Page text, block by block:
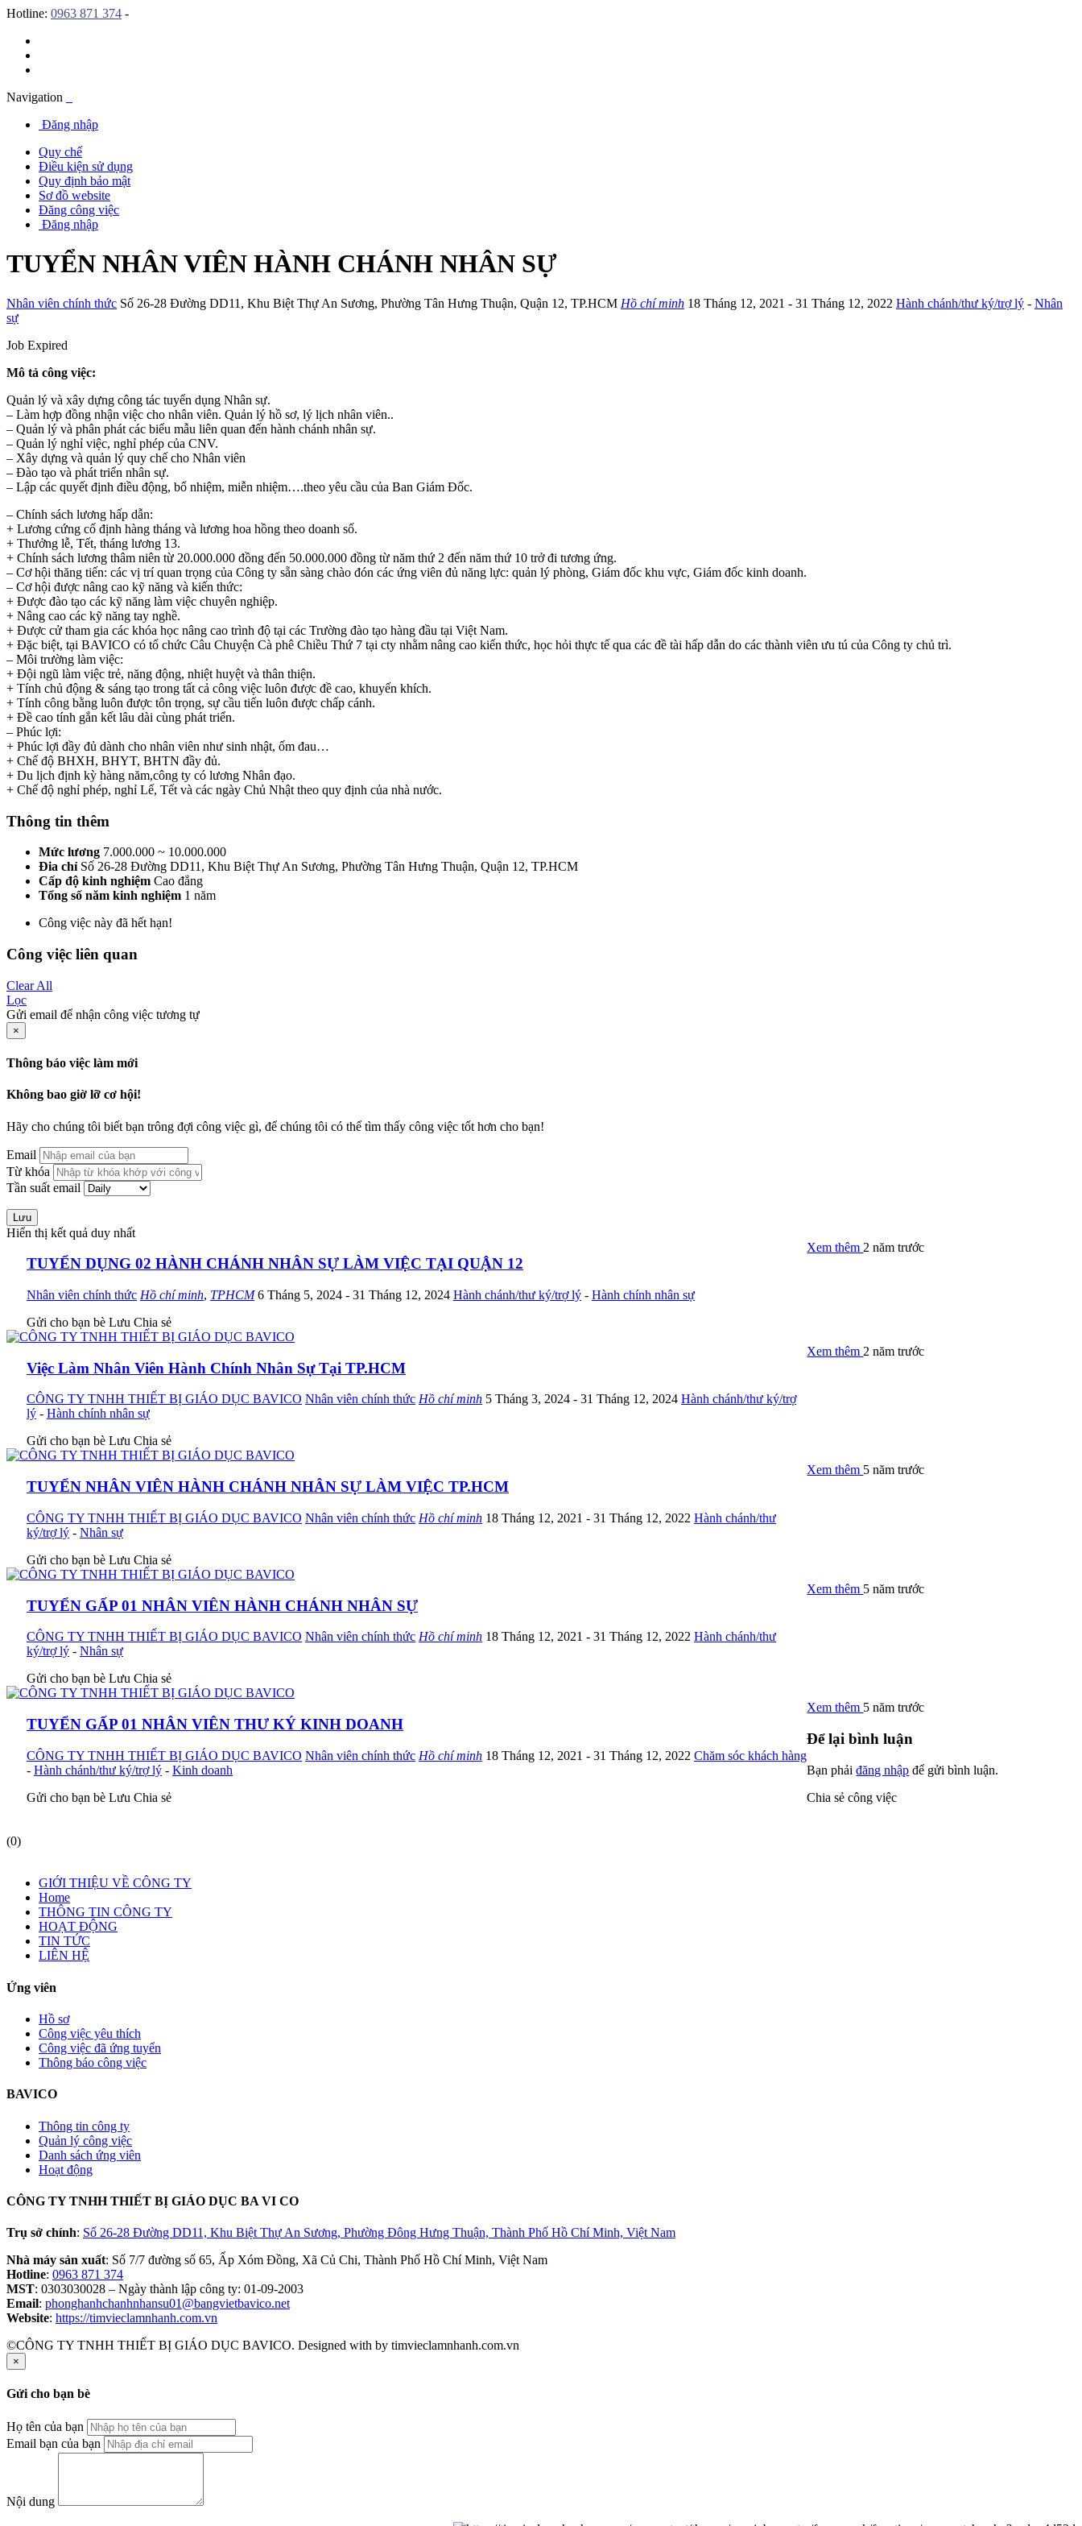
Hotline: 0963 871 374 -
Navigation
Đăng nhập
Quy chế
Điều kiện sử dụng
Quy định bảo mật
Sơ đồ website
Đăng công việc
Đăng nhập
TUYỂN NHÂN VIÊN HÀNH CHÁNH NHÂN SỰ
Nhân viên chính thức Số 26-28 Đường DD11 , Khu Biệt Thự An Sương, Phường Tân Hưng Thuận, Quận 12, TP.HCM Hồ chí minh 18 Tháng 12, 2021 - 31 Tháng 12, 2022 Hành chánh/thư ký/trợ lý - Nhân
sự
Job Expired
Mô tả công việc:
Quản lý và xây dựng công tác tuyển dụng Nhân sự.
– Làm hợp đồng nhận việc cho nhân viên. Quản lý hồ sơ, lý lịch nhân viên..
– Quản lý và phân phát các biểu mẫu liên quan đến hành chánh nhân sự.
– Quản lý nghỉ việc, nghỉ phép của CNV.
– Xây dựng và quản lý quy chế cho Nhân viên
– Đào tạo và phát triển nhân sự.
– Lập các quyết định điều động, bổ nhiệm, miễn nhiệm….theo yêu cầu của Ban Giám Đốc.
– Chính sách lương hấp dẫn:
+ Lương cứng cố định hàng tháng và lương hoa hồng theo doanh số.
+ Thưởng lễ, Tết, tháng lương 13.
+ Chính sách lương thâm niên từ 20.000.000 đồng đến 50.000.000 đồng từ năm thứ 2 đến năm thứ 10 trở đi tương ứng.
– Cơ hội thăng tiến: các vị trí quan trọng của Công ty sẵn sàng chào đón các ứng viên đủ năng lực: quản lý phòng, Giám đốc khu vực, Giám đốc kinh doanh.
– Cơ hội được nâng cao kỹ năng và kiến thức:
+ Được đào tạo các kỹ năng làm việc chuyên nghiệp.
+ Nâng cao các kỹ năng tay nghề.
+ Được cử tham gia các khóa học nâng cao trình độ tại các Trường đào tạo hàng đầu tại Việt Nam.
+ Đặc biệt, tại BAVICO có tổ chức Câu Chuyện Cà phê Chiều Thứ 7 tại cty nhằm nâng cao kiến thức, học hỏi thực tế qua các đề tài hấp dẫn do các thành viên ưu tú của Công ty chủ trì.
– Môi trường làm việc:
+ Đội ngũ làm việc trẻ, năng động, nhiệt huyệt và thân thiện.
+ Tính chủ động & sáng tạo trong tất cả công việc luôn được đề cao, khuyến khích.
+ Tính công bằng luôn được tôn trọng, sự cầu tiến luôn được chấp cánh.
+ Đề cao tính gắn kết lâu dài cùng phát triển.
– Phúc lợi:
+ Phúc lợi đầy đủ dành cho nhân viên như sinh nhật, ốm đau…
+ Chế độ BHXH, BHYT, BHTN đầy đủ.
+ Du lịch định kỳ hàng năm,công ty có lương Nhân đạo.
+ Chế độ nghỉ phép, nghỉ Lế, Tết và các ngày Chủ Nhật theo quy định của nhà nước.
Thông tin thêm
Mức lương 7.000.000 ~ 10.000.000
Đia chỉ Số 26-28 Đường DD11, Khu Biệt Thự An Sương, Phường Tân Hưng Thuận, Quận 12, TP.HCM
Cấp độ kinh nghiệm Cao đẳng
Tổng số năm kinh nghiệm 1 năm
Công việc này đã hết hạn!
Công việc liên quan
Clear All
Lọc
Gửi email để nhận công việc tương tự
×
Thông báo việc làm mới
Không bao giờ lỡ cơ hội!
Hãy cho chúng tôi biết bạn trông đợi công việc gì, để chúng tôi có thể tìm thấy công việc tốt hơn cho bạn!
Email
Từ khóa
Tần suất email
Lưu
Hiển thị kết quả duy nhất
TUYỂN DỤNG 02 HÀNH CHÁNH NHÂN SỰ LÀM VIỆC TẠI QUẬN 12
Nhân viên chính thức Hồ chí minh, TPHCM 6 Tháng 5, 2024 - 31 Tháng 12, 2024 Hành chánh/thư ký/trợ lý - Hành chính nhân sự
Gửi cho bạn bè Lưu Chia sẻ
Xem thêm 2 năm trước
Việc Làm Nhân Viên Hành Chính Nhân Sự Tại TP.HCM
CÔNG TY TNHH THIẾT BỊ GIÁO DỤC BAVICO Nhân viên chính thức Hồ chí minh 5 Tháng 3, 2024 - 31 Tháng 12, 2024 Hành chánh/thư ký/trợ
lý - Hành chính nhân sự
Gửi cho bạn bè Lưu Chia sẻ
Xem thêm 2 năm trước
TUYỂN NHÂN VIÊN HÀNH CHÁNH NHÂN SỰ LÀM VIỆC TP.HCM
CÔNG TY TNHH THIẾT BỊ GIÁO DỤC BAVICO Nhân viên chính thức Hồ chí minh 18 Tháng 12, 2021 - 31 Tháng 12, 2022 Hành chánh/thư
ký/trợ lý - Nhân sự
Gửi cho bạn bè Lưu Chia sẻ
Xem thêm 5 năm trước
TUYỂN GẤP 01 NHÂN VIÊN HÀNH CHÁNH NHÂN SỰ
CÔNG TY TNHH THIẾT BỊ GIÁO DỤC BAVICO Nhân viên chính thức Hồ chí minh 18 Tháng 12, 2021 - 31 Tháng 12, 2022 Hành chánh/thư
ký/trợ lý - Nhân sự
Gửi cho bạn bè Lưu Chia sẻ
Xem thêm 5 năm trước
TUYỂN GẤP 01 NHÂN VIÊN THƯ KÝ KINH DOANH
CÔNG TY TNHH THIẾT BỊ GIÁO DỤC BAVICO Nhân viên chính thức Hồ chí minh 18 Tháng 12, 2021 - 31 Tháng 12, 2022 Chăm sóc khách hàng
- Hành chánh/thư ký/trợ lý - Kinh doanh
Gửi cho bạn bè Lưu Chia sẻ
Xem thêm 5 năm trước
Để lại bình luận
Bạn phảiđăng nhập để gửi bình luận.
Chia sẻ công việc
(0)
GIỚI THIỆU VỀ CÔNG TY
Home
THÔNG TIN CÔNG TY
HOẠT ĐỘNG
TIN TỨC
LIÊN HỆ
Ứng viên
Hồ sơ
Công việc yêu thích
Công việc đã ứng tuyển
Thông báo công việc
BAVICO
Thông tin công ty
Quản lý công việc
Danh sách ứng viên
Hoạt động
CÔNG TY TNHH THIẾT BỊ GIÁO DỤC BA VI CO
Trụ sở chính: Số 26-28 Đường DD11, Khu Biệt Thự An Sương, Phường Đông Hưng Thuận, Thành Phố Hồ Chí Minh, Việt Nam
Nhà máy sản xuất: Số 7/7 đường số 65, Ấp Xóm Đồng, Xã Củ Chi, Thành Phố Hồ Chí Minh, Việt Nam
Hotline: 0963 871 374
MST: 0303030028 – Ngày thành lập công ty: 01-09-2003
Email: phonghanhchanhnhansu01@bangvietbavico.net
Website: https://timvieclamnhanh.com.vn
©CÔNG TY TNHH THIẾT BỊ GIÁO DỤC BAVICO. Designed with by timvieclamnhanh.com.vn
×
Gửi cho bạn bè
Họ tên của bạn
Email bạn của bạn
Nội dung